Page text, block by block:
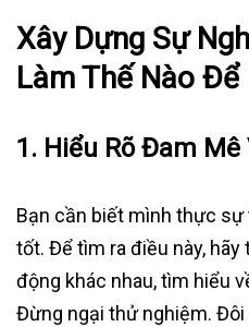
Xây Dựng Sự
Làm Thế Nào
1. Hiểu Rõ Đam
Bạn cần biết mình thực sự
tốt. Để tìm ra điều này,
động khác nhau, tìm hiểu
Đừng ngại thử nghiệm.